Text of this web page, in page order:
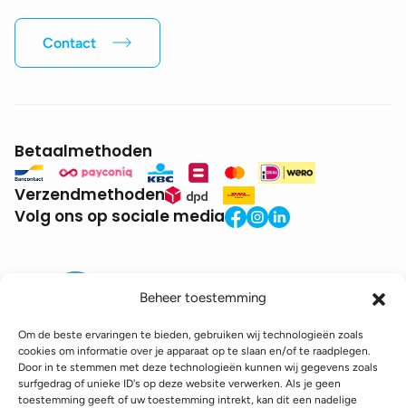
Beheer toestemming
Om de beste ervaringen te bieden, gebruiken wij technologieën zoals
cookies om informatie over je apparaat op te slaan en/of te raadplegen.
Door in te stemmen met deze technologieën kunnen wij gegevens zoals
surfgedrag of unieke ID's op deze website verwerken. Als je geen
toestemming geeft of uw toestemming intrekt, kan dit een nadelige
Contact
Betaalmethoden
Verzendmethoden
Volg ons op sociale media
BTW: BE0771.941.935
© 2025 DroneDepot. Alle rechten voorbehouden.